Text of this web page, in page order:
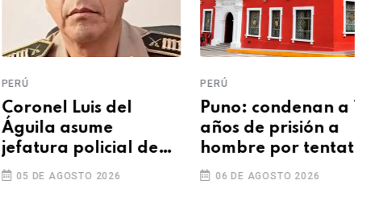
Luis del
asume
policial de
y prioriza la
DE AGOSTO 2026
PERÚ
Puno: condenan a 13
años de prisión a
hombre por tentativa
de feminicidio
06 DE AGOSTO 2026